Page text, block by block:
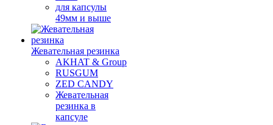
для капсулы
49мм и выше
Жевательная резинка
AKHAT & Group
RUSGUM
ZED CANDY
Жевательная
резинка в
капсуле